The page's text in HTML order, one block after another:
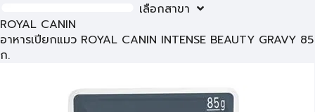
เลือกสาขา
ROYAL CANIN
อาหารเปียกแมว ROYAL CANIN INTENSE BEAUTY GRAVY 85
ก.